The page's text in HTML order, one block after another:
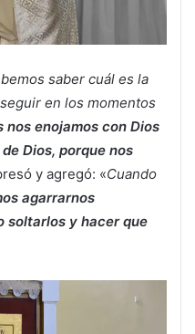
saber cuál es la
en los momentos
nos enojamos con Dios
Dios, porque nos
y agregó: «Cuando
agarrarnos
soltarlos y hacer que